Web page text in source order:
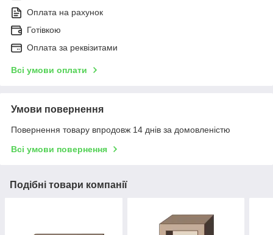
Оплата на рахунок
Готівкою
Оплата за реквізитами
Всі умови оплати
Умови повернення
Повернення товару впродовж 14 днів за домовленістю
Всі умови повернення
Подібні товари компанії